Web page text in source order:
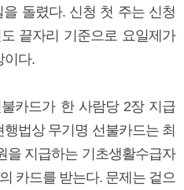
돌렸다. 신청 첫 주는 신청
끝자리 기준으로 요일제가
이다.
카드가 한 사람당 2장 지급
법상 무기명 선불카드는 최
을 지급하는 기초생활수급자
카드를 받는다. 문제는 겉으